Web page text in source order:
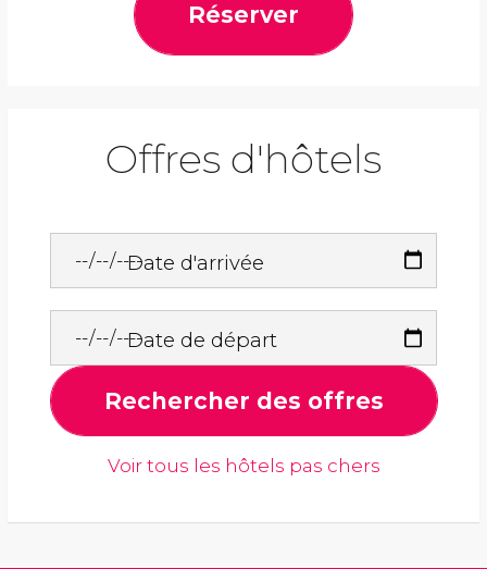
Réserver
Offres d'hôtels
Date d'arrivée
Date de départ
Rechercher des offres
Voir tous les hôtels pas chers